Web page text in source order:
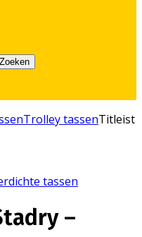
Zoeken
Trolley tassenTitleist
tassen
–